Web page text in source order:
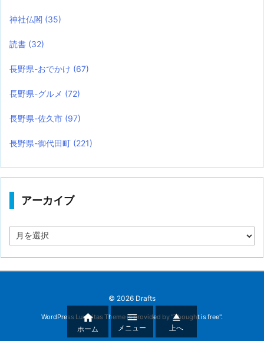
神社仏閣 (35)
読書 (32)
長野県-おでかけ (67)
長野県-グルメ (72)
長野県-佐久市 (97)
長野県-御代田町 (221)
アーカイブ
ー
© 2026 Drafts
WordPress Luxeritas Theme is provided by "Thought is free".

ホーム

メニュー

上へ